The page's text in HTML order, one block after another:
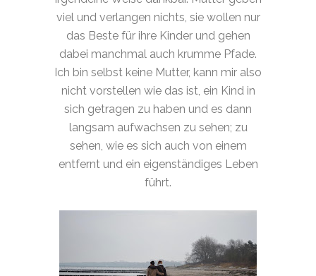
viel und verlangen nichts, sie wollen nur
das Beste für ihre Kinder und gehen
dabei manchmal auch krumme Pfade.
Ich bin selbst keine Mutter, kann mir also
nicht vorstellen wie das ist, ein Kind in
sich getragen zu haben und es dann
langsam aufwachsen zu sehen; zu
sehen, wie es sich auch von einem
entfernt und ein eigenständiges Leben
führt.